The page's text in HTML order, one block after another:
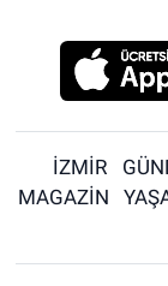
İZMİR
MAGAZİN